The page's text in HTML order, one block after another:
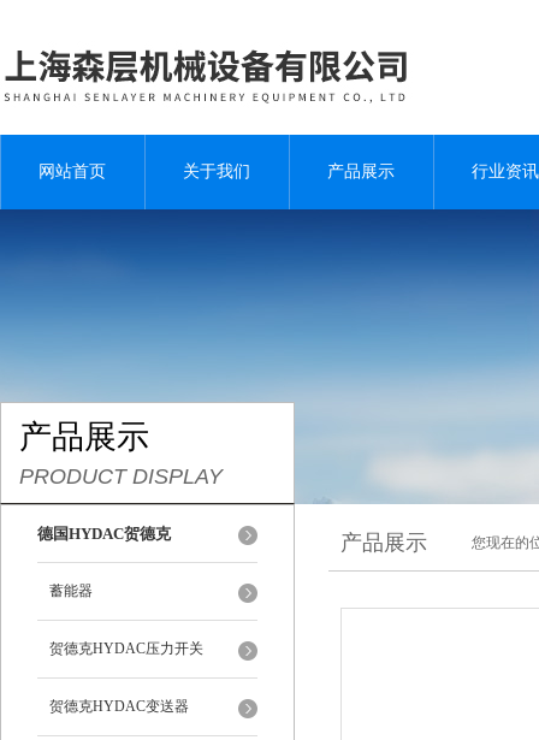
网站首页 关于我们 产品展示 行业资讯
产品展示
PRODUCT DISPLAY
德国HYDAC贺德克
蓄能器
贺德克HYDAC压力开关
贺德克HYDAC变送器
产品展示 您现在的